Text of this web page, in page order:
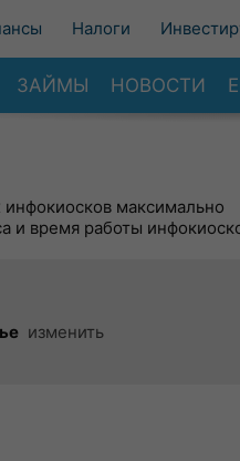
Налоги
ЗАЙМЫ НОВОСТИ
максимально
и время работы
изменить